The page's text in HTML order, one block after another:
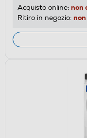
Acquisto online: non
Ritiro in negozio: